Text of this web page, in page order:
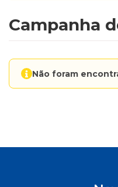
Campanha
Não foram